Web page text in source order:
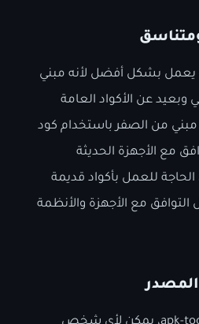
يعمل بشكل أفضل لأنه مبني
عن الأكواد العامة
مبني من الصفر باستخدام كود
مع الأجهزة الحديثة
الحاجة للعمل بأكواد قديمة
مع الأجهزة والأنظمة